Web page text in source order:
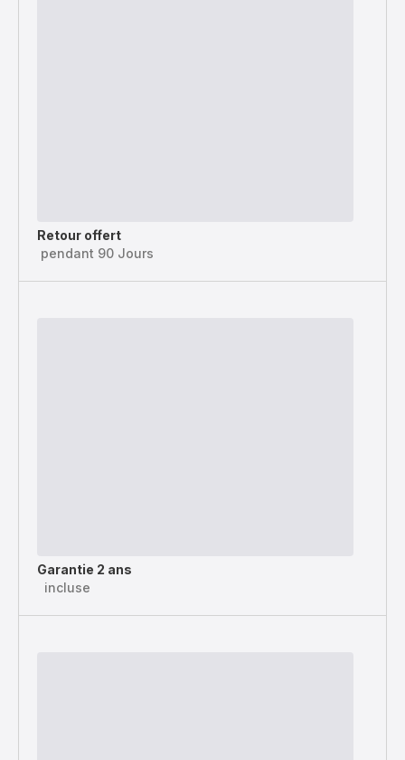
Retour offert
pendant 90 Jours
Garantie 2 ans
incluse